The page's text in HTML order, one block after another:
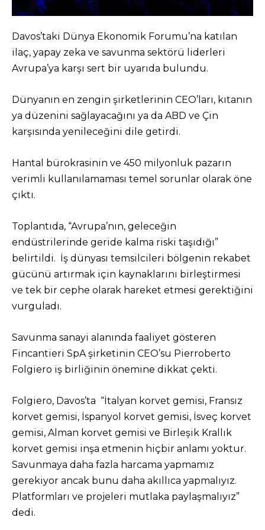
Davos’taki Dünya Ekonomik Forumu’na katılan
ilaç, yapay zeka ve savunma sektörü liderleri
Avrupa’ya karşı sert bir uyarıda bulundu.
Dünyanın en zengin şirketlerinin CEO’ları, kıtanın
ya düzenini sağlayacağını ya da ABD ve Çin
karşısında yenileceğini dile getirdi.
Hantal bürokrasinin ve 450 milyonluk pazarın
verimli kullanılamaması temel sorunlar olarak öne
çıktı.
Toplantıda, “Avrupa’nın, geleceğin
endüstrilerinde geride kalma riski taşıdığı”
belirtildi. İş dünyası temsilcileri bölgenin rekabet
gücünü artırmak için kaynaklarını birleştirmesi
ve tek bir cephe olarak hareket etmesi gerektiğini
vurguladı.
Savunma sanayi alanında faaliyet gösteren
Fincantieri SpA şirketinin CEO’su Pierroberto
Folgiero iş birliğinin önemine dikkat çekti.
Folgiero, Davos’ta “İtalyan korvet gemisi, Fransız
korvet gemisi, İspanyol korvet gemisi, İsveç korvet
gemisi, Alman korvet gemisi ve Birleşik Krallık
korvet gemisi inşa etmenin hiçbir anlamı yoktur.
Savunmaya daha fazla harcama yapmamız
gerekiyor ancak bunu daha akıllıca yapmalıyız.
Platformları ve projeleri mutlaka paylaşmalıyız”
dedi.